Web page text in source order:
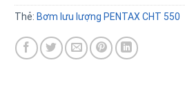
Thẻ: Bơm lưu lượng PENTAX CHT 550